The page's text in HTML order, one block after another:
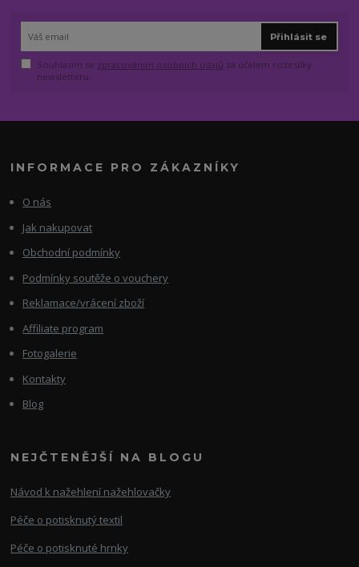
Přihlásit se
Souhlasím se zpracováním osobních údajů za účelem rozesílky
newsletteru.
INFORMACE PRO ZÁKAZNÍKY
O nás
Jak nakupovat
Obchodní podmínky
Podmínky soutěže o vouchery
Reklamace/vrácení zboží
Affiliate program
Fotogalerie
Kontakty
Blog
NEJČTENĚJŠÍ NA BLOGU
Návod k nažehlení nažehlovačky
Péče o potisknutý textil
Péče o potisknuté hrnky